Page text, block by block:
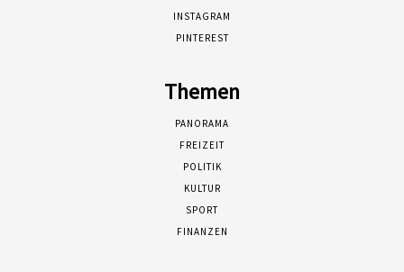
INSTAGRAM
PINTEREST
Themen
PANORAMA
FREIZEIT
POLITIK
KULTUR
SPORT
FINANZEN